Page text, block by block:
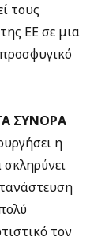
τους
ΕΕ σε μια
ΣΥΝΟΡΑ
η
τον